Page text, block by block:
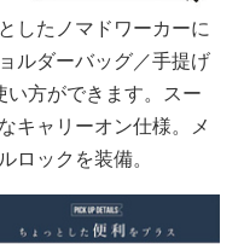
したノマドワーカーに
ルダーバッグ／手提げ
い方ができます。スー
キャリーオン仕様。メ
ロックを装備。